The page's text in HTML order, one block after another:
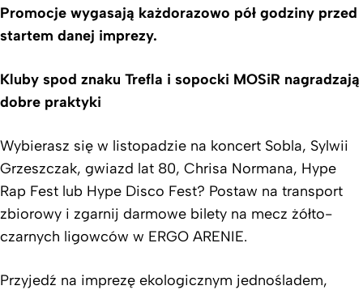
Promocje wygasają każdorazowo pół godziny przed
startem danej imprezy.
Kluby spod znaku Trefla i sopocki MOSiR nagradzają
dobre praktyki
Wybierasz się w listopadzie na koncert Sobla, Sylwii
Grzeszczak, gwiazd lat 80, Chrisa Normana, Hype
Rap Fest lub Hype Disco Fest? Postaw na transport
zbiorowy i zgarnij darmowe bilety na mecz żółto-
czarnych ligowców w ERGO ARENIE.
Przyjedź na imprezę ekologicznym jednośladem,